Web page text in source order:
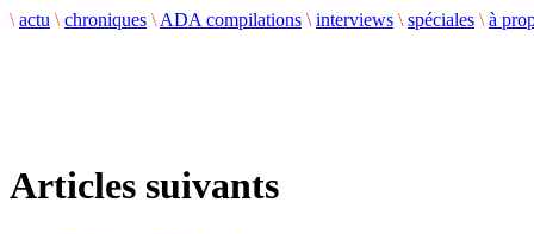
\ actu \ chroniques \ ADA compilations \ interviews \ spéciales \ à
Articles suivants